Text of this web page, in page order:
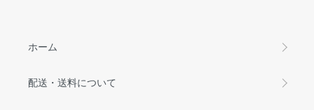
ホーム
配送・送料について